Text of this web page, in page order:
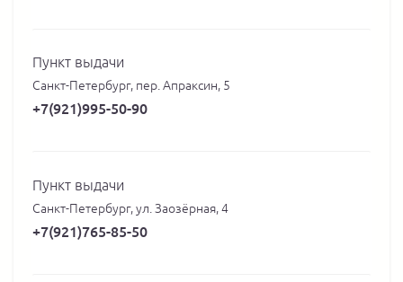
Пункт выдачи
Санкт-Петербург, пер. Апраксин, 5
+7(921)995-50-90
Пункт выдачи
Санкт-Петербург, ул. Заозёрная, 4
+7(921)765-85-50